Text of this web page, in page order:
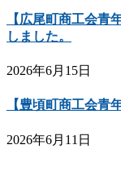
【広尾町商工会青
しました。
2026年6月15日
【豊頃町商工会青
2026年6月11日